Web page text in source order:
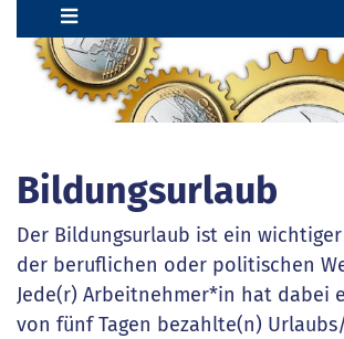
Bildungsurlaub
Der Bildungsurlaub ist ein
der beruflichen oder politischen
Jede(r) Arbeitnehmer*in hat dabei
von fünf Tagen bezahlte(n)